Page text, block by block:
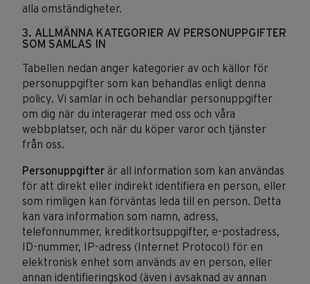
alla omständigheter.
3. ALLMÄNNA KATEGORIER AV PERSONUPPGIFTER
SOM SAMLAS IN
Tabellen nedan anger kategorier av och källor för
personuppgifter som kan behandlas enligt denna
policy. Vi samlar in och behandlar personuppgifter
om dig när du interagerar med oss och våra
webbplatser, och när du köper varor och tjänster
från oss.
Personuppgifter är all information som kan användas
för att direkt eller indirekt identifiera en person, eller
som rimligen kan förväntas leda till en person. Detta
kan vara information som namn, adress,
telefonnummer, kreditkortsuppgifter, e-postadress,
ID-nummer, IP-adress (Internet Protocol) för en
elektronisk enhet som används av en person, eller
annan identifieringskod (även i avsaknad av annan